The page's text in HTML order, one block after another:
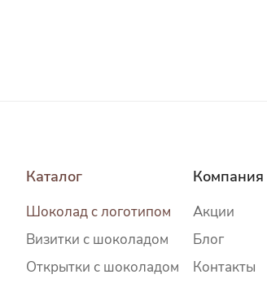
Каталог
Шоколад c логотипом
Визитки с шоколадом
Открытки с шоколадом
Компания
Акции
Блог
Контакты